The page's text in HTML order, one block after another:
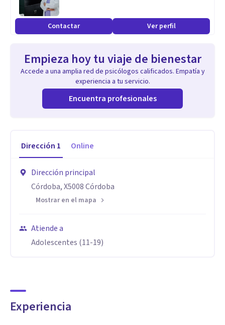
Contactar Ver perfil
Empieza hoy tu viaje de bienestar
Accede a una amplia red de psicólogos calificados. Empatía y
experiencia a tu servicio.
Encuentra profesionales
Dirección 1 Online
Dirección principal
Córdoba, X5008 Córdoba
Mostrar en el mapa
Atiende a
Adolescentes (11-19)
Experiencia